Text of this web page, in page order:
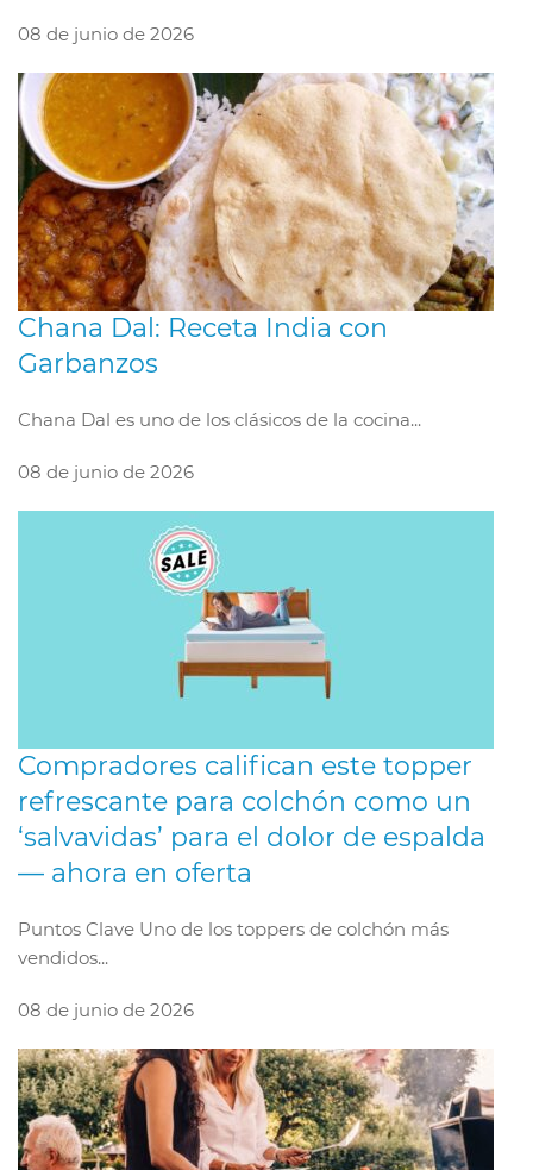
08 de junio de 2026
Chana Dal: Receta India con
Garbanzos
Chana Dal es uno de los clásicos de la cocina...
08 de junio de 2026
Compradores califican este topper
refrescante para colchón como un
‘salvavidas’ para el dolor de espalda
— ahora en oferta
Puntos Clave Uno de los toppers de colchón más
vendidos...
08 de junio de 2026